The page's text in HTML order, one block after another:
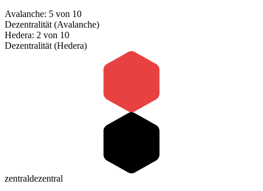
Avalanche: 5 von 10
Dezentralität (Avalanche)
Hedera: 2 von 10
Dezentralität (Hedera)
zentraldezentral